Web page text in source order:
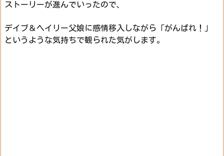
ストーリーが進んでいったので、
デイブ＆ヘイリー父娘に感情移入しながら「がんばれ！」
というような気持ちで観られた気がします。